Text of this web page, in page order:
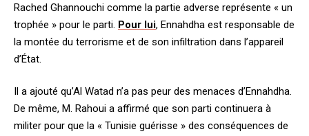
Rached Ghannouchi comme la partie adverse représente « un
trophée » pour le parti. Pour lui, Ennahdha est responsable de
la montée du terrorisme et de son infiltration dans l’appareil
d’État.
Il a ajouté qu’Al Watad n’a pas peur des menaces d’Ennahdha.
De même, M. Rahoui a affirmé que son parti continuera à
militer pour que la « Tunisie guérisse » des conséquences de